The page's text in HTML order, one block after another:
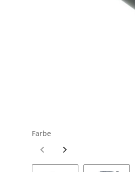
Farbe